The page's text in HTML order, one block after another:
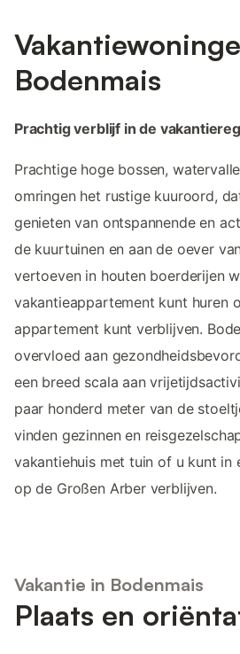
Bodenmais
Prachtig verblijf in de
Prachtige hoge bossen,
omringen het rustige kuuroord,
genieten van ontspannende en
de kuurtuinen en aan de oever
vertoeven in houten boerderijen
vakantieappartement kunt huren
appartement kunt verblijven.
overvloed aan
een breed scala aan
paar honderd meter van de
vinden gezinnen en
vakantiehuis met tuin of u kunt in
op de Großen Arber verblijven.
Vakantie in Bodenmais
Plaats en